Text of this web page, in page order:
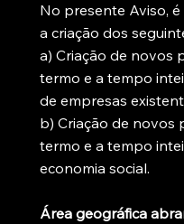
No presente Aviso,
a criação dos
a) Criação de novos
termo e a tempo
de empresas
b) Criação de novos
termo e a tempo
economia social.
Área geográfica